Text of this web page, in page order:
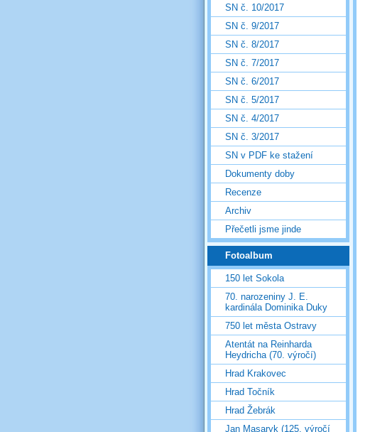
SN č. 10/2017
SN č. 9/2017
SN č. 8/2017
SN č. 7/2017
SN č. 6/2017
SN č. 5/2017
SN č. 4/2017
SN č. 3/2017
SN v PDF ke stažení
Dokumenty doby
Recenze
Archiv
Přečetli jsme jinde
Fotoalbum
150 let Sokola
70. narozeniny J. E.
kardinála Dominika Duky
750 let města Ostravy
Atentát na Reinharda
Heydricha (70. výročí)
Hrad Krakovec
Hrad Točník
Hrad Žebrák
Jan Masaryk (125. výročí